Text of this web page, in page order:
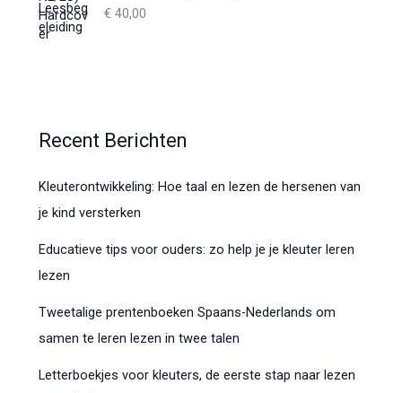
j
9
€ 40,00
Recent Berichten
Kleuterontwikkeling: Hoe taal en lezen de hersenen van
je kind versterken
Educatieve tips voor ouders: zo help je je kleuter leren
lezen
Tweetalige prentenboeken Spaans-Nederlands om
samen te leren lezen in twee talen
Letterboekjes voor kleuters, de eerste stap naar lezen